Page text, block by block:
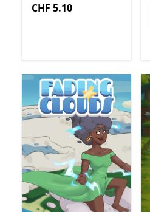
CHF 5.10
CHF 5.10